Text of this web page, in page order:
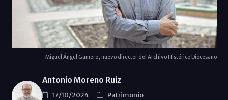
Miguel Ángel Gamero, nuevo director del Archivo Histórico Diocesano
Antonio Moreno Ruiz
17/10/2024
Patrimonio